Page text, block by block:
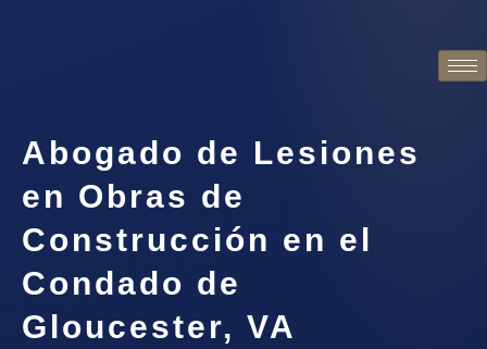
Abogado de Lesiones
en Obras de
Construcción en el
Condado de
Gloucester, VA